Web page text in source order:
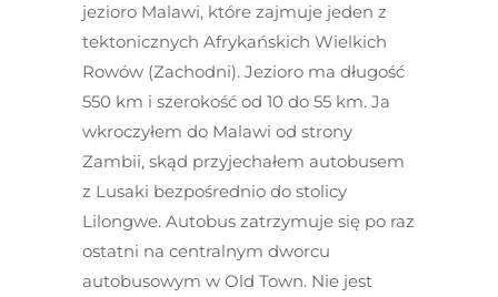
jezioro Malawi, które zajmuje jeden z
tektonicznych Afrykańskich Wielkich
Rowów (Zachodni). Jezioro ma długość
550 km i szerokość od 10 do 55 km. Ja
wkroczyłem do Malawi od strony
Zambii, skąd przyjechałem autobusem
z Lusaki bezpośrednio do stolicy
Lilongwe. Autobus zatrzymuje się po raz
ostatni na centralnym dworcu
autobusowym w Old Town. Nie jest